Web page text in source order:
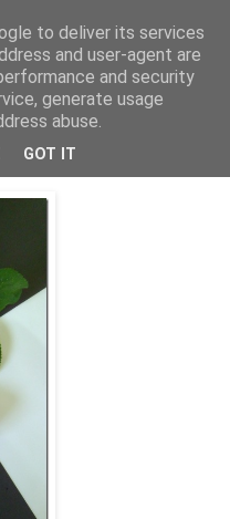
to deliver its services
and user-agent are
and security
generate usage
abuse.
GOT IT